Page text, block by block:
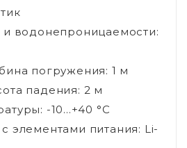
и водонепроницаемости:
погружения: 1 м
падения: 2 м
-10...+40 °C
элементами питания: Li-